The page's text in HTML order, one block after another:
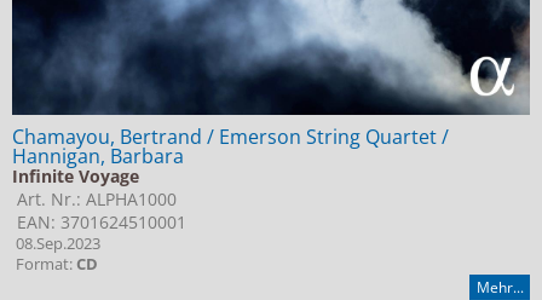
Chamayou, Bertrand / Emerson String Quartet /
Hannigan, Barbara
Infinite Voyage
Art. Nr.: ALPHA1000
EAN: 3701624510001
08.Sep.2023
Format:CD
Mehr...